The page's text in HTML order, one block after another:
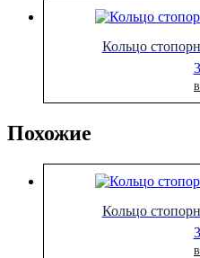
Кольцо
Похожие
Кольцо